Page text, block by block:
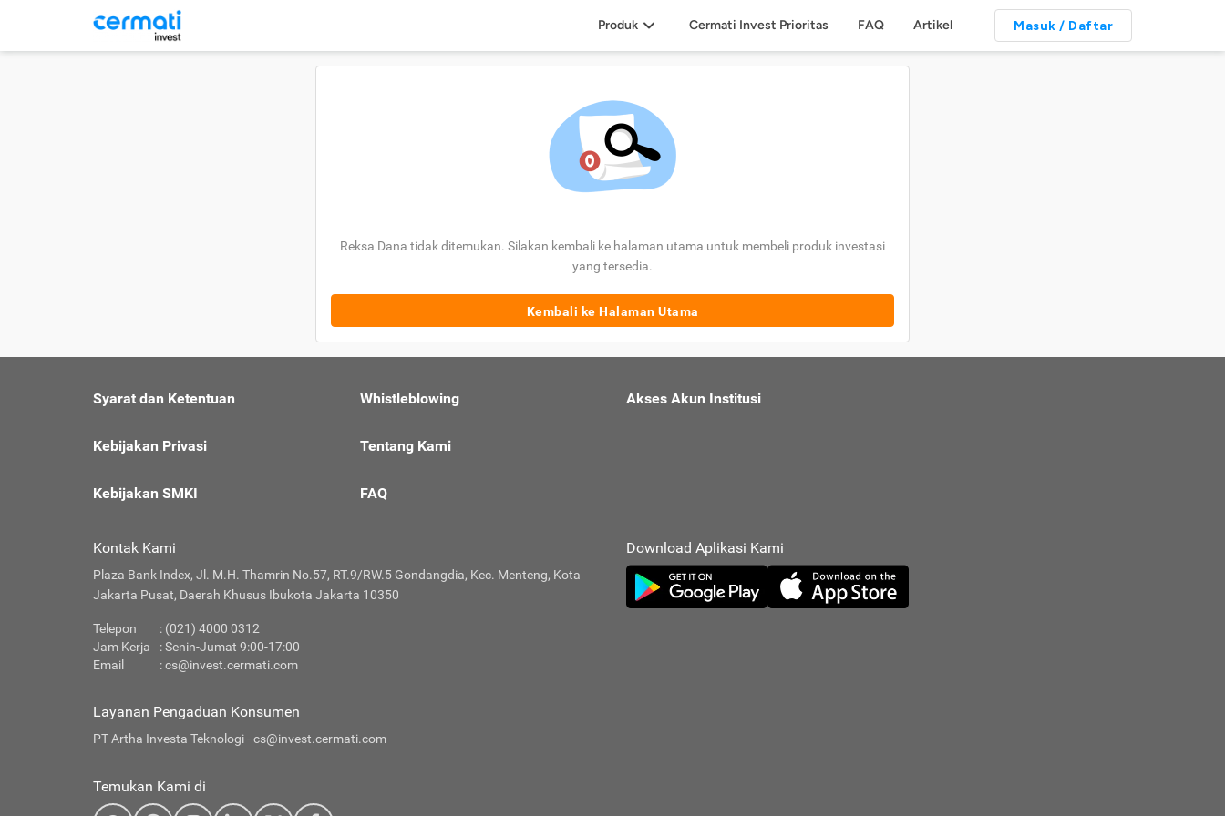
Produk Cermati Invest Prioritas FAQ Artikel Masuk / Daftar
Reksa Dana tidak ditemukan. Silakan kembali ke halaman utama untuk membeli produk investasi
yang tersedia.
Kembali ke Halaman Utama
Syarat dan Ketentuan
Kebijakan Privasi
Kebijakan SMKI
Whistleblowing
Tentang Kami
FAQ
Akses Akun Institusi
Kontak Kami
Plaza Bank Index, Jl. M.H. Thamrin No.57, RT.9/RW.5 Gondangdia, Kec. Menteng, Kota
Jakarta Pusat, Daerah Khusus Ibukota Jakarta 10350
Telepon
: (021) 4000 0312
Jam Kerja
: Senin-Jumat 9:00-17:00
Email
:cs@invest.cermati.com
Layanan Pengaduan Konsumen
PT Artha Investa Teknologi -cs@invest.cermati.com
Temukan Kami di
Download Aplikasi Kami